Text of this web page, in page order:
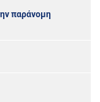
παράνομη